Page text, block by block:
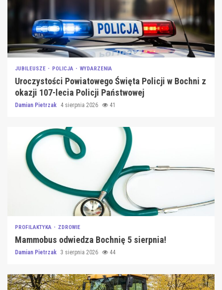
JUBILEUSZE POLICJA WYDARZENIA
Uroczystości Powiatowego Święta Policji w Bochni z
okazji 107-lecia Policji Państwowej
Damian Pietrzak 4 sierpnia 2026 41
PROFILAKTYKA ZDROWIE
Mammobus odwiedza Bochnię 5 sierpnia!
Damian Pietrzak 3 sierpnia 2026 44